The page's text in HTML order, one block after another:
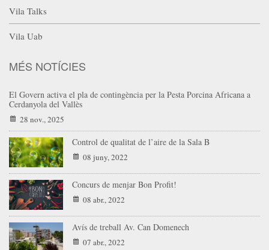
Vila Talks
Vila Uab
MÉS NOTÍCIES
El Govern activa el pla de contingència per la Pesta Porcina Africana a
Cerdanyola del Vallès
28 nov., 2025
Control de qualitat de l’aire de la Sala B
08 juny, 2022
Concurs de menjar Bon Profit!
08 abr., 2022
Avís de treball Av. Can Domenech
07 abr., 2022